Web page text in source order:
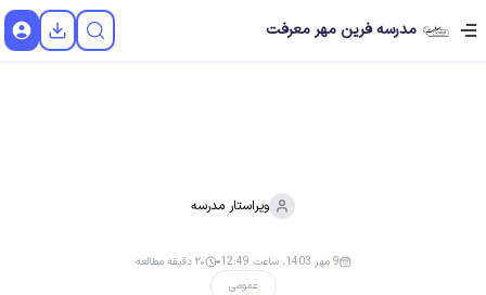
مدرسه فرین مهر معرفت
ویراستار مدرسه
عمومی
9 مهر 1403، ساعت 12:49 ۲۰ دقیقه مطالعه